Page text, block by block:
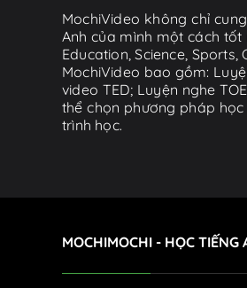
MochiVideo không chỉ
Anh của mình một cách tốt
Education, Science,
MochiVideo bao gồm:
video TED; Luyện nghe
thể chọn phương pháp
trình học.
MOCHIMOCHI - HỌC TIẾNG